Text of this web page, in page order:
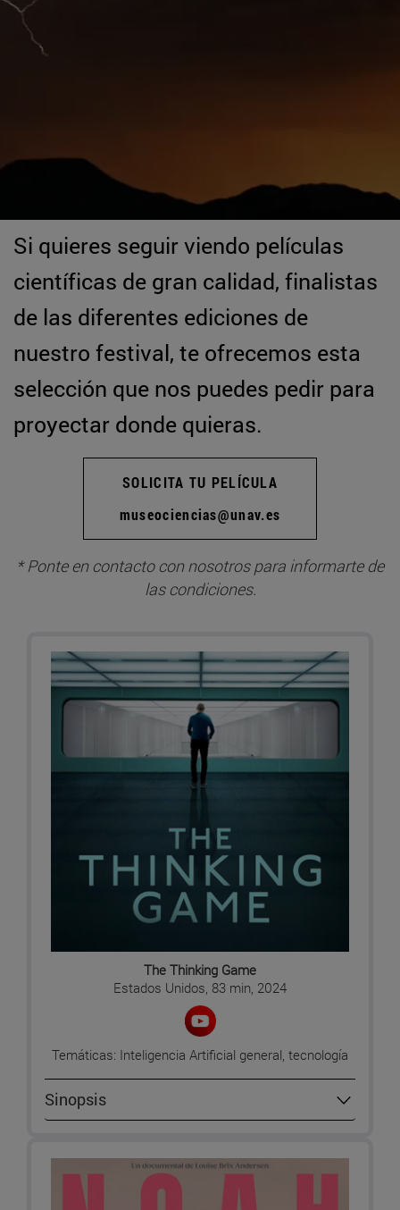
Si quieres seguir viendo películas
científicas de gran calidad, finalistas
de las diferentes ediciones de
nuestro festival, te ofrecemos esta
selección que nos puedes pedir para
proyectar donde quieras.
SOLICITA TU PELÍCULA
museociencias@unav.es
* Ponte en contacto con nosotros para informarte de
las condiciones.
The Thinking Game
Estados Unidos, 83 min, 2024
Temáticas: Inteligencia Artificial general, tecnología
Sinopsis